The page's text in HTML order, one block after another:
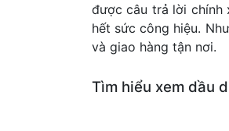
được câu trả lời chính
hết sức công hiệu.
và giao hàng tận nơi.
Tìm hiểu xem dầu